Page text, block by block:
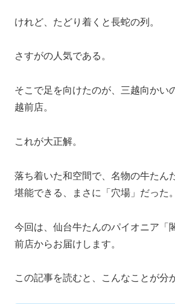
けれど、たどり着くと長蛇の列。
さすがの人気である。
そこで足を向けたのが、三越向かい
越前店。
これが大正解。
落ち着いた和空間で、名物の牛たん
堪能できる、まさに「穴場」だった。
今回は、仙台牛たんのパイオニア「
前店からお届けします。
この記事を読むと、こんなことが分